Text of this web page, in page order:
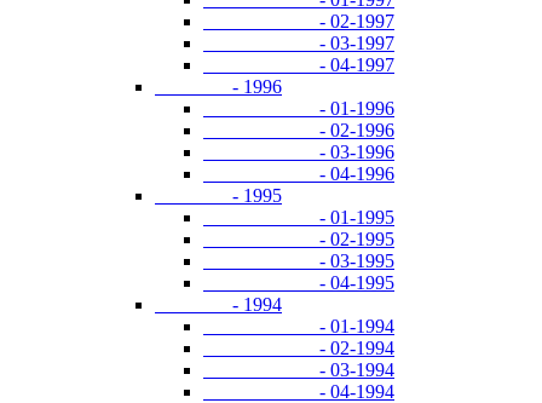
- 02-1997
- 03-1997
- 04-1997
- 1996
- 01-1996
- 02-1996
- 03-1996
- 04-1996
- 1995
- 01-1995
- 02-1995
- 03-1995
- 04-1995
- 1994
- 01-1994
- 02-1994
- 03-1994
- 04-1994